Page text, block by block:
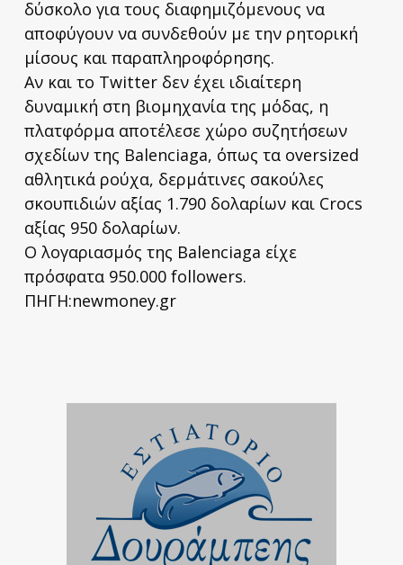
δύσκολο για τους διαφημιζόμενους να
αποφύγουν να συνδεθούν με την ρητορική
μίσους και παραπληροφόρησης.
Αν και το Twitter δεν έχει ιδιαίτερη
δυναμική στη βιομηχανία της μόδας, η
πλατφόρμα αποτέλεσε χώρο συζητήσεων
σχεδίων της Balenciaga, όπως τα oversized
αθλητικά ρούχα, δερμάτινες σακούλες
σκουπιδιών αξίας 1.790 δολαρίων και Crocs
αξίας 950 δολαρίων.
Ο λογαριασμός της Balenciaga είχε
πρόσφατα 950.000 followers.
ΠΗΓΗ:newmoney.gr